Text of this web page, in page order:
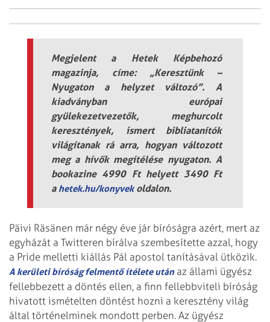
Megjelent a Hetek Képbehozó
magazinja, címe: „Keresztünk –
Nyugaton a helyzet változó”. A
kiadványban európai
gyülekezetvezetők, meghurcolt
keresztények, ismert bibliatanítók
világítanak rá arra, hogyan változott
meg a hívők megítélése nyugaton. A
bookazine 4990 Ft helyett 3490 Ft
a hetek.hu/konyvekoldalon.
Päivi Räsänen már négy éve jár bíróságra azért, mert az
egyházát a Twitteren bírálva szembesítette azzal, hogy
a Pride melletti kiállás Pál apostol tanításával ütközik.
A kerületi bíróság felmentő ítélete utánaz állami ügyész
fellebbezett a döntés ellen, a finn fellebbviteli bíróság
hivatott ismételten döntést hozni a keresztény világ
által történelminek mondott perben. Az ügyész